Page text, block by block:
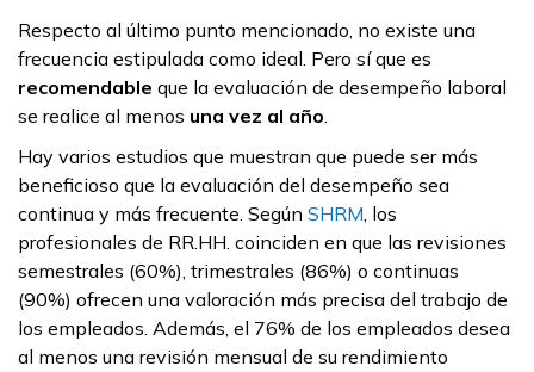
Respecto al último punto mencionado, no existe una
frecuencia estipulada como ideal. Pero sí que es
recomendable que la evaluación de desempeño laboral
se realice al menos una vez al año.
Hay varios estudios que muestran que puede ser más
beneficioso que la evaluación del desempeño sea
continua y más frecuente. Según SHRM, los
profesionales de RR.HH. coinciden en que las revisiones
semestrales (60%), trimestrales (86%) o continuas
(90%) ofrecen una valoración más precisa del trabajo de
los empleados. Además, el 76% de los empleados desea
al menos una revisión mensual de su rendimiento